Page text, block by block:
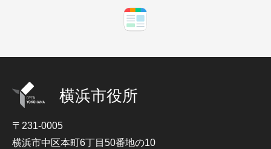
横浜市役所
〒231-0005
横浜市中区本町6丁目50番地の10